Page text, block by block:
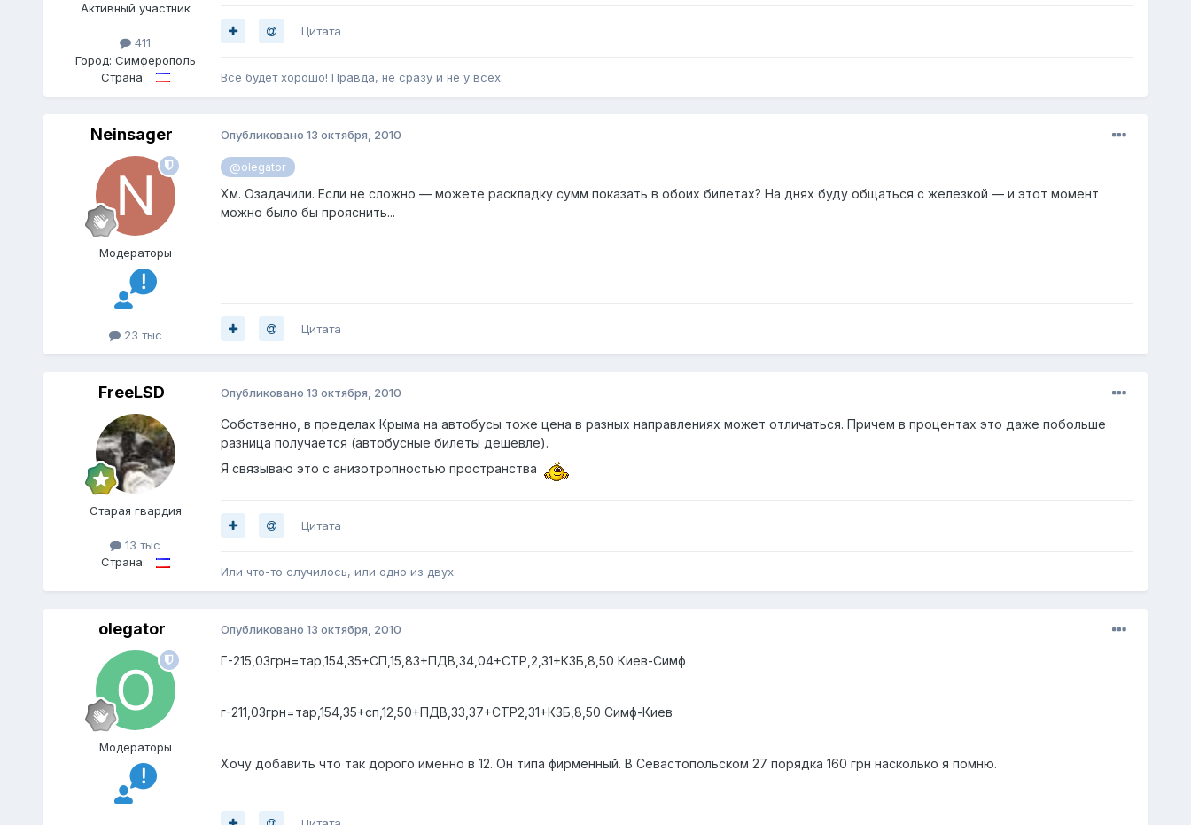
Активный участник
411
Город: Симферополь
Страна:
Цитата
Всё будет хорошо! Правда, не сразу и не у всех.
Neinsager
Модераторы
23 тыс
Опубликовано 13 октября, 2010
@olegator
Хм. Озадачили. Если не сложно — можете раскладку сумм показать в обоих билетах? На днях буду общаться с железкой — и этот момент
можно было бы прояснить...
Цитата
FreeLSD
Старая гвардия
13 тыс
Страна:
Опубликовано 13 октября, 2010
Собственно, в пределах Крыма на автобусы тоже цена в разных направлениях может отличаться. Причем в процентах это даже побольше
разница получается (автобусные билеты дешевле).
Я связываю это с анизотропностью пространства
Цитата
Или что-то случилось, или одно из двух.
olegator
Модераторы
Опубликовано 13 октября, 2010
Г-215,03грн=тар,154,35+СП,15,83+ПДВ,34,04+СТР,2,31+КЗБ,8,50 Киев-Симф
г-211,03грн=тар,154,35+сп,12,50+ПДВ,33,37+СТР2,31+КЗБ,8,50 Симф-Киев
Хочу добавить что так дорого именно в 12. Он типа фирменный. В Севастопольском 27 порядка 160 грн насколько я помню.